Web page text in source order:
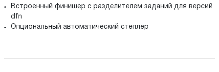
Встроенный финишер с разделителем заданий для версий
dfn
Опциональный автоматический степлер